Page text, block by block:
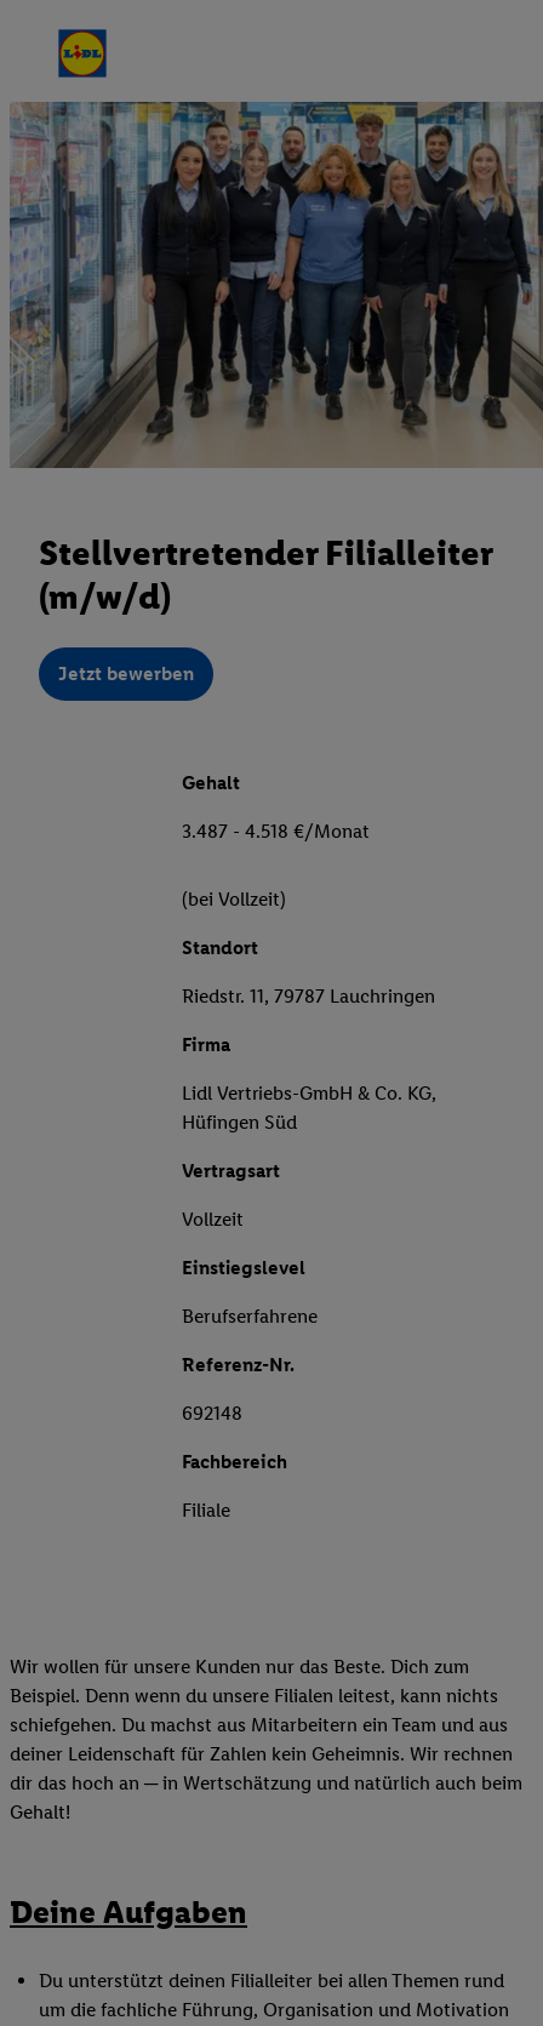
Stellvertretender Filialleiter
(m/w/d)
Jetzt bewerben
Gehalt
3.487 - 4.518 €/Monat
(bei Vollzeit)
Standort
Riedstr. 11, 79787 Lauchringen
Firma
Lidl Vertriebs-GmbH & Co. KG,
Hüfingen Süd
Vertragsart
Vollzeit
Einstiegslevel
Berufserfahrene
Referenz-Nr.
692148
Fachbereich
Filiale
Wir wollen für unsere Kunden nur das Beste. Dich zum
Beispiel. Denn wenn du unsere Filialen leitest, kann nichts
schiefgehen. Du machst aus Mitarbeitern ein Team und aus
deiner Leidenschaft für Zahlen kein Geheimnis. Wir rechnen
dir das hoch an ─ in Wertschätzung und natürlich auch beim
Gehalt!
Deine Aufgaben
Du unterstützt deinen Filialleiter bei allen Themen rund
um die fachliche Führung, Organisation und Motivation